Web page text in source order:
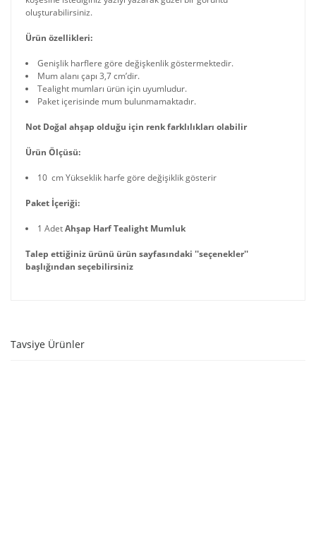
oluşturabilirsiniz.
Ürün özellikleri:
Genişlik harflere göre değişkenlik göstermektedir.
Mum alanı çapı 3,7 cm’dir.
Tealight mumları ürün için uyumludur.
Paket içerisinde mum bulunmamaktadır.
Not Doğal ahşap olduğu için renk farklılıkları olabilir
Ürün Ölçüsü:
10 cm Yükseklik harfe göre değişiklik gösterir
Paket İçeriği:
1 AdetAhşap Harf Tealight Mumluk
Talep ettiğiniz ürünü ürün sayfasındaki ''seçenekler''
başlığından seçebilirsiniz
Tavsiye Ürünler